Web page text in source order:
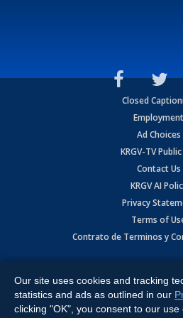
Closed
Employment
Ad Choices
KRGV-TV
Contact Us
KRGV AI
Privacy
Terms of
Contrato de Terminos y
Expressway, Weslaco, TX 78596.
All Rights Reserved. Powered by:
Our site uses cookies and tracking
statistics and ads as outlined in our
clicking "OK", you consent to our